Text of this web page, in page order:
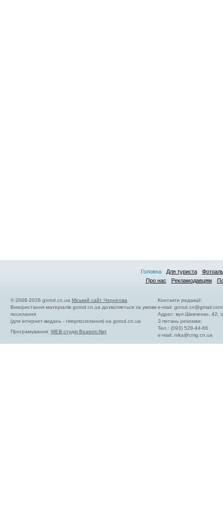
Головна Для туриста
Про нас
Рекламодавцям
© 2008-2026 gorod.cn.ua Міський сайт Чернігова
Використання матеріалів gorod.cn.ua дозволяється за умови
посилання
(для інтернет-видань - гіперпосилання) на gorod.cn.ua
Програмування: WEB-студія Beatom.Net
Контакти редакції:
e-mail:gorod.cn@gmail.com
Адрес: вул.Шевченко, 42,
З питань реклами:
Тел.: (093) 528-44-66
e-mail:nika@cmg.cn.ua